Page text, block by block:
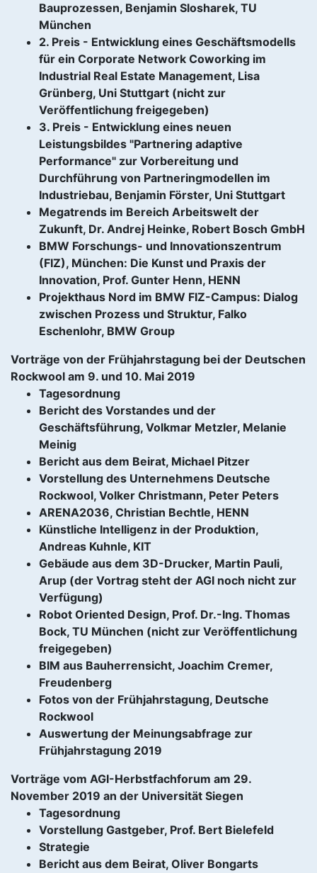
Bauprozessen, Benjamin Slosharek, TU
München
2. Preis - Entwicklung eines Geschäftsmodells
für ein Corporate Network Coworking im
Industrial Real Estate Management, Lisa
Grünberg, Uni Stuttgart (nicht zur
Veröffentlichung freigegeben)
3. Preis - Entwicklung eines neuen
Leistungsbildes "Partnering adaptive
Performance" zur Vorbereitung und
Durchführung von Partneringmodellen im
Industriebau, Benjamin Förster, Uni Stuttgart
Megatrends im Bereich Arbeitswelt der
Zukunft, Dr. Andrej Heinke, Robert Bosch GmbH
BMW Forschungs- und Innovationszentrum
(FIZ), München: Die Kunst und Praxis der
Innovation, Prof. Gunter Henn, HENN
Projekthaus Nord im BMW FIZ-Campus: Dialog
zwischen Prozess und Struktur, Falko
Eschenlohr, BMW Group
Vorträge von der Frühjahrstagung bei der Deutschen
Rockwool am 9. und 10. Mai 2019
Tagesordnung
Bericht des Vorstandes und der
Geschäftsführung, Volkmar Metzler, Melanie
Meinig
Bericht aus dem Beirat, Michael Pitzer
Vorstellung des Unternehmens Deutsche
Rockwool, Volker Christmann, Peter Peters
ARENA2036, Christian Bechtle, HENN
Künstliche Intelligenz in der Produktion,
Andreas Kuhnle, KIT
Gebäude aus dem 3D-Drucker, Martin Pauli,
Arup (der Vortrag steht der AGI noch nicht zur
Verfügung)
Robot Oriented Design, Prof. Dr.-Ing. Thomas
Bock, TU München (nicht zur Veröffentlichung
freigegeben)
BIM aus Bauherrensicht, Joachim Cremer,
Freudenberg
Fotos von der Frühjahrstagung, Deutsche
Rockwool
Auswertung der Meinungsabfrage zur
Frühjahrstagung 2019
Vorträge vom AGI-Herbstfachforum am 29.
November 2019 an der Universität Siegen
Tagesordnung
Vorstellung Gastgeber, Prof. Bert Bielefeld
Strategie
Bericht aus dem Beirat, Oliver Bongarts